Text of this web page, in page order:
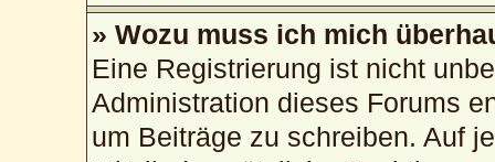
» Wozu muss ich mich
Eine Registrierung ist nicht
Administration dieses Forums
um Beiträge zu schreiben. Auf